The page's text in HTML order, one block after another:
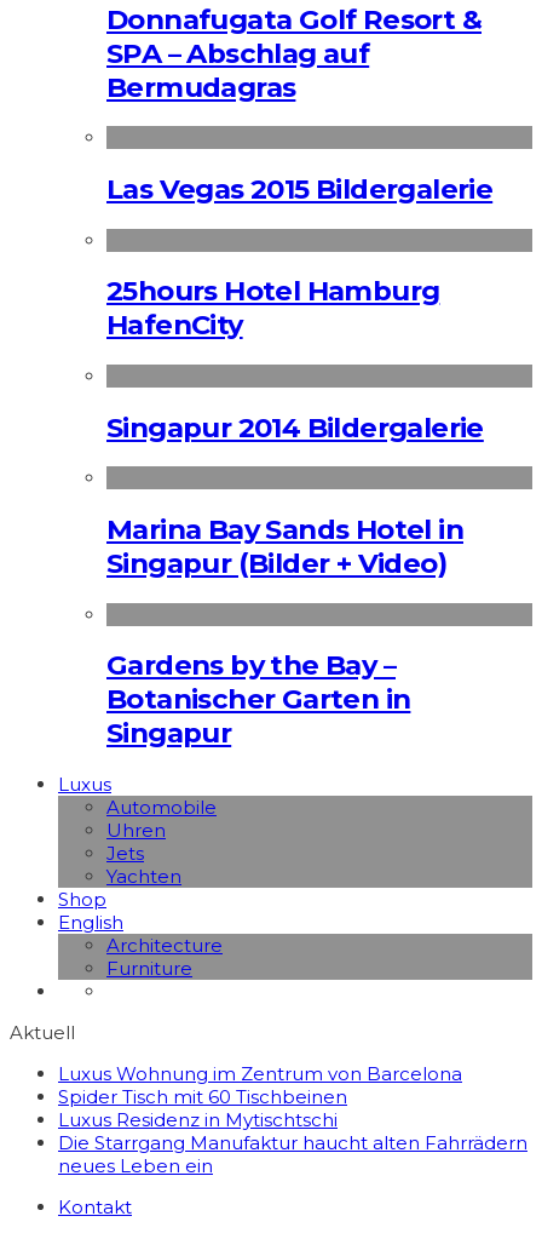
Donnafugata Golf Resort &
SPA – Abschlag auf
Bermudagras
Las Vegas 2015 Bildergalerie
25hours Hotel Hamburg
HafenCity
Singapur 2014 Bildergalerie
Marina Bay Sands Hotel in
Singapur (Bilder + Video)
Gardens by the Bay –
Botanischer Garten in
Singapur
Luxus
Automobile
Uhren
Jets
Yachten
Shop
English
Architecture
Furniture
Aktuell
Luxus Wohnung im Zentrum von Barcelona
Spider Tisch mit 60 Tischbeinen
Luxus Residenz in Mytischtschi
Die Starrgang Manufaktur haucht alten Fahrrädern
neues Leben ein
Kontakt